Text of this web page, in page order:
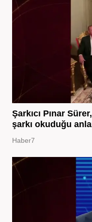
Şarkıcı Pınar
şarkı okuduğu
Haber7